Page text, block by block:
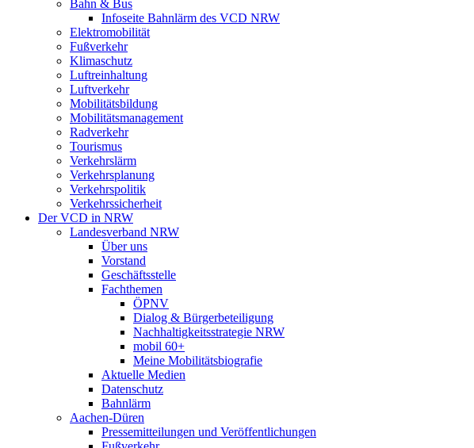
Bahn & Bus
Infoseite Bahnlärm des VCD NRW
Elektromobilität
Fußverkehr
Klimaschutz
Luftreinhaltung
Luftverkehr
Mobilitätsbildung
Mobilitätsmanagement
Radverkehr
Tourismus
Verkehrslärm
Verkehrsplanung
Verkehrspolitik
Verkehrssicherheit
Der VCD in NRW
Landesverband NRW
Über uns
Vorstand
Geschäftsstelle
Fachthemen
ÖPNV
Dialog & Bürgerbeteiligung
Nachhaltigkeitsstrategie NRW
mobil 60+
Meine Mobilitätsbiografie
Aktuelle Medien
Datenschutz
Bahnlärm
Aachen-Düren
Pressemitteilungen und Veröffentlichungen